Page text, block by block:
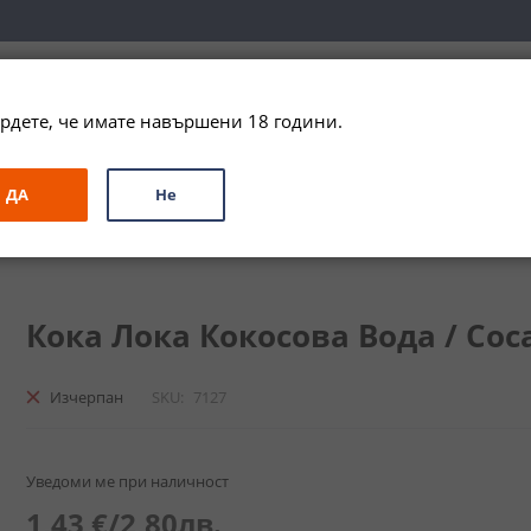
ЗА ПОДАРЪК ПРОМО СПЕЦИАЛНИ ПРЕДЛОЖЕНИЯ
Кока Лока Кокосова Вода /
Изчерпан SKU 7127
Уведоми ме при наличност
че имате навършени 18 години.
ДА Не